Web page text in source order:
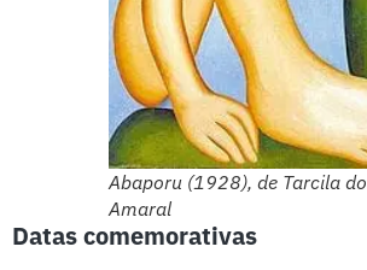
Abaporu (1928), de Tarcila do
Amaral
Datas comemorativas